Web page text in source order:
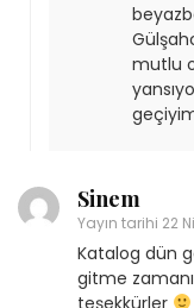
mutlu
Sinem
Yayın tarihi 22
Katalog dün
gitme
teşekkürler